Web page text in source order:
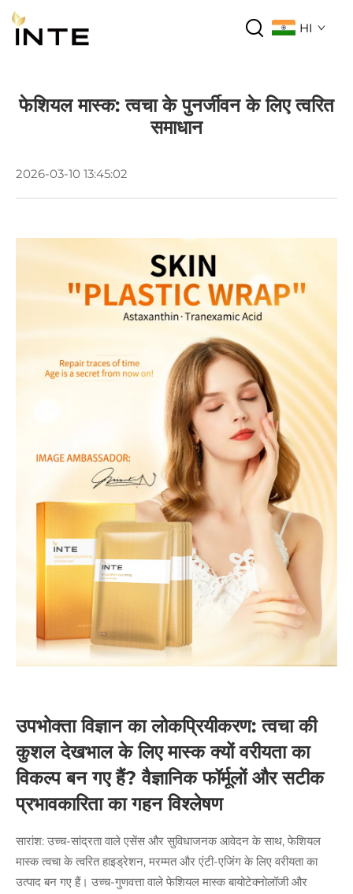
HI
फेशियल मास्क: त्वचा के पुनर्जीवन के लिए त्वरित
समाधान
2026-03-10 13:45:02
उपभोक्ता विज्ञान का लोकप्रियीकरण: त्वचा की
कुशल देखभाल के लिए मास्क क्यों वरीयता का
विकल्प बन गए हैं? वैज्ञानिक फॉर्मूलों और सटीक
प्रभावकारिता का गहन विश्लेषण
सारांश: उच्च-सांद्रता वाले एसेंस और सुविधाजनक आवेदन के साथ, फेशियल
मास्क त्वचा के त्वरित हाइड्रेशन, मरम्मत और एंटी-एजिंग के लिए वरीयता का
उत्पाद बन गए हैं। उच्च-गुणवत्ता वाले फेशियल मास्क बायोटेक्नोलॉजी और